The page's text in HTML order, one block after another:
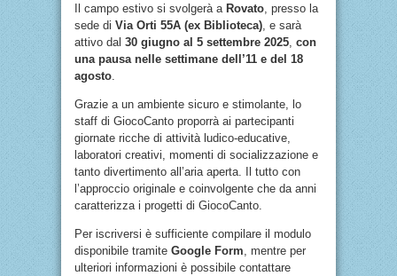
Il campo estivo si svolgerà a Rovato , presso la
sede di Via Orti 55A (ex Biblioteca) , e sarà
attivo dal 30 giugno al 5 settembre 2025 con
una pausa nelle settimane dell’11 e del 18
agosto
Grazie a un ambiente sicuro e stimolante, lo
staff di GiocoCanto proporrà ai partecipanti
giornate ricche di attività ludico-educative,
laboratori creativi, momenti di socializzazione e
tanto divertimento all’aria aperta. Il tutto con
l’approccio originale e coinvolgente che da anni
caratterizza i progetti di GiocoCanto.
Per iscriversi è sufficiente compilare il modulo
disponibile tramite Google Form , mentre per
ulteriori informazioni è possibile contattare